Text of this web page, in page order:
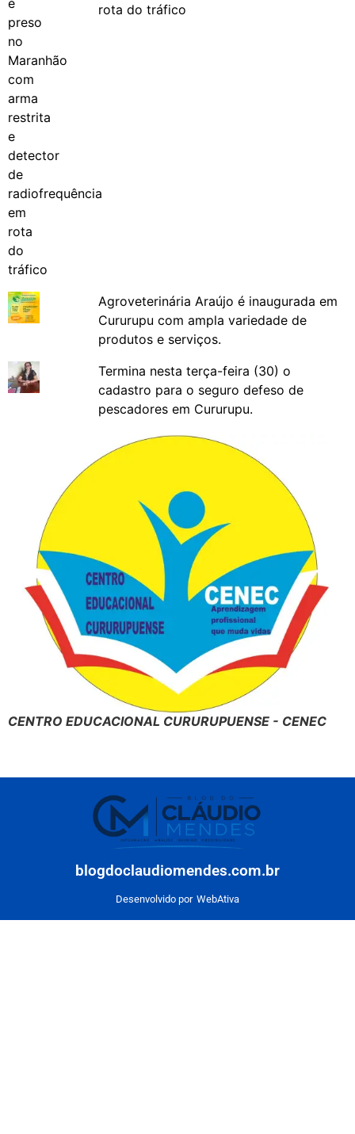
rota do tráfico
Agroveterinária Araújo é inaugurada em
Cururupu com ampla variedade de
produtos e serviços.
Termina nesta terça-feira (30) o
cadastro para o seguro defeso de
pescadores em Cururupu.
CENTRO EDUCACIONAL CURURUPUENSE - CENEC
blogdoclaudiomendes.com.br
Desenvolvido por WebAtiva